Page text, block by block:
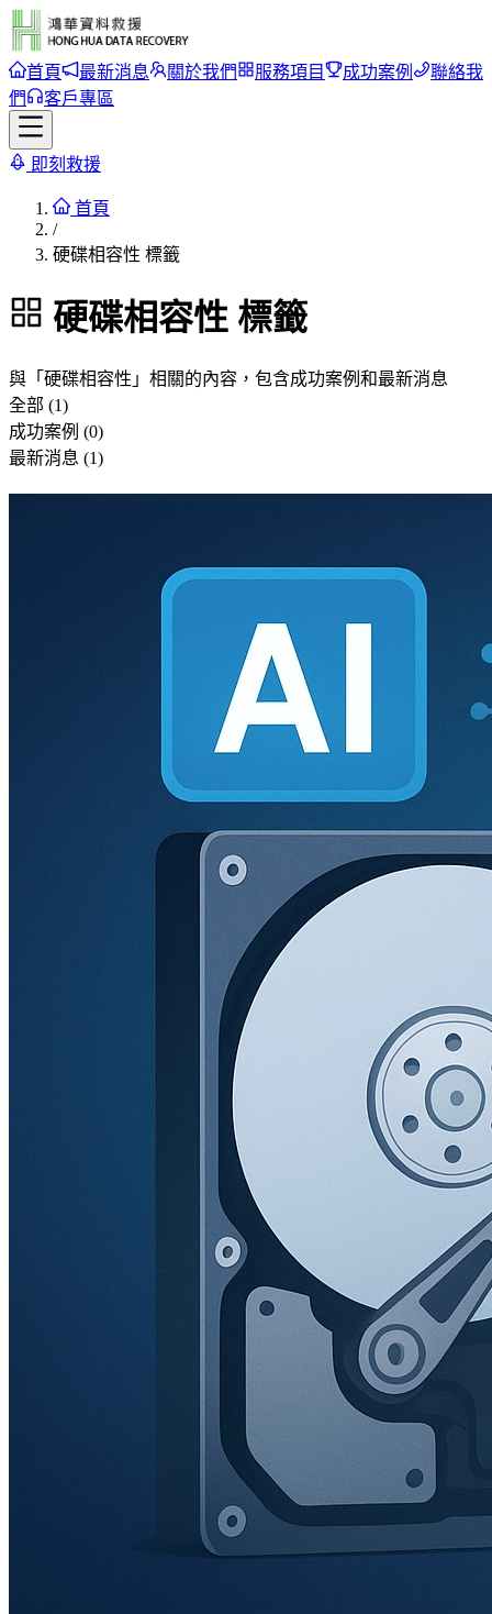
首頁 最新消息 關於我們 服務項目 成功案例
聯絡我
們
客戶專區
即刻救援
首頁
/
硬碟相容性 標籤
硬碟相容性 標籤
與「 硬碟相容性 」相關的內容，包含成功案例和最新消息
全部 (1)
成功案例 (0)
最新消息 (1)